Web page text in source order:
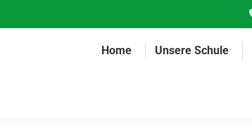
Home Unsere Schule